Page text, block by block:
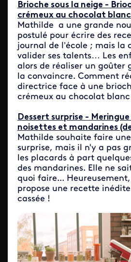
Brioche sous la neige -
crémeux au chocolat
Mathilde a une grande
postulé pour écrire des
journal de l’école ; mais la
valider ses talents… Les
alors de réaliser un goûter
la convaincre. Comment
directrice face à une
crémeux au chocolat blanc
Dessert surprise - Meringue
noisettes et mandarines
Mathilde souhaite faire
surprise, mais il n'y a pas
les placards à part
des mandarines. Elle ne
quoi faire...
propose une recette
cassée !